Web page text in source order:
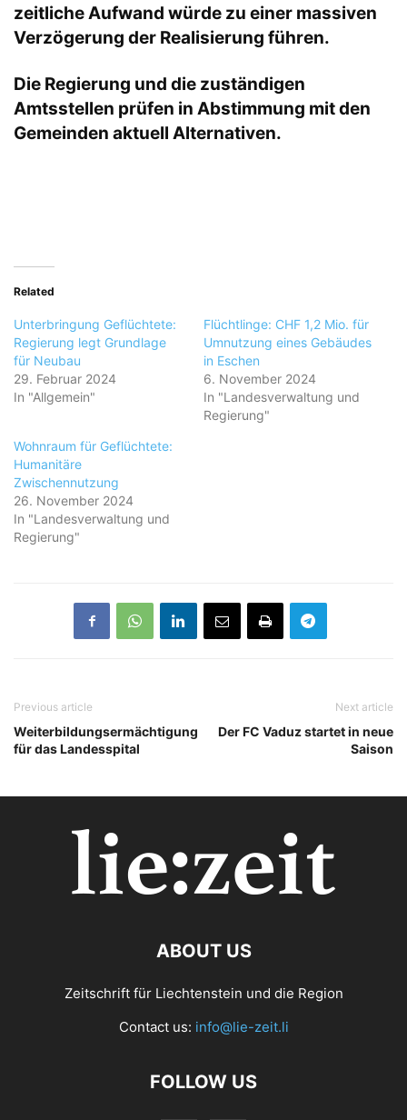
zeitliche Aufwand würde zu einer massiven
Verzögerung der Realisierung führen.
Die Regierung und die zuständigen
Amtsstellen prüfen in Abstimmung mit den
Gemeinden aktuell Alternativen.
Related
Unterbringung Geflüchtete:
Regierung legt Grundlage
für Neubau
29. Februar 2024
In "Allgemein"
Flüchtlinge: CHF 1,2 Mio. für
Umnutzung eines Gebäudes
in Eschen
6. November 2024
In "Landesverwaltung und
Regierung"
Wohnraum für Geflüchtete:
Humanitäre
Zwischennutzung
26. November 2024
In "Landesverwaltung und
Regierung"
Previous article
Weiterbildungsermächtigung
für das Landesspital
Next article
Der FC Vaduz startet in neue
Saison
ABOUT US
Zeitschrift für Liechtenstein und die Region
Contact us: info@lie-zeit.li
FOLLOW US